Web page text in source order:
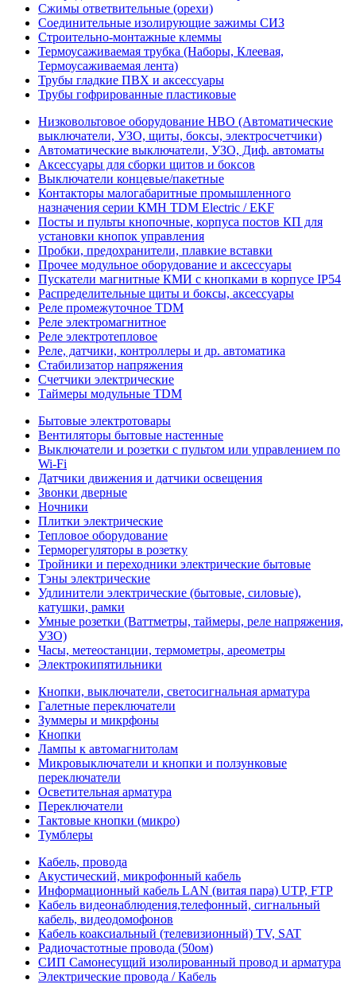
Сжимы ответвительные (орехи)
Соединительные изолирующие зажимы СИЗ
Строительно-монтажные клеммы
Термоусаживаемая трубка (Наборы, Клеевая,
Термоусаживаемая лента)
Трубы гладкие ПВХ и аксессуары
Трубы гофрированные пластиковые
Низковольтовое оборудование НВО (Автоматические
выключатели, УЗО, щиты, боксы, электросчетчики)
Автоматические выключатели, УЗО, Диф. автоматы
Аксессуары для сборки щитов и боксов
Выключатели концевые/пакетные
Контакторы малогабаритные промышленного
назначения серии КМН TDM Electric / EKF
Посты и пульты кнопочные, корпуса постов КП для
установки кнопок управления
Пробки, предохранители, плавкие вставки
Прочее модульное оборудование и аксессуары
Пускатели магнитные КМИ с кнопками в корпусе IP54
Распределительные щиты и боксы, аксессуары
Реле промежуточное TDM
Реле электромагнитное
Реле электротепловое
Реле, датчики, контроллеры и др. автоматика
Стабилизатор напряжения
Счетчики электрические
Таймеры модульные TDM
Бытовые электротовары
Вентиляторы бытовые настенные
Выключатели и розетки с пультом или управлением по
Wi-Fi
Датчики движения и датчики освещения
Звонки дверные
Ночники
Плитки электрические
Тепловое оборудование
Терморегуляторы в розетку
Тройники и переходники электрические бытовые
Тэны электрические
Удлинители электрические (бытовые, силовые),
катушки, рамки
Умные розетки (Ваттметры, таймеры, реле напряжения,
УЗО)
Часы, метеостанции, термометры, ареометры
Электрокипятильники
Кнопки, выключатели, светосигнальная арматура
Галетные переключатели
Зуммеры и микрфоны
Кнопки
Лампы к автомагнитолам
Микровыключатели и кнопки и ползунковые
переключатели
Осветительная арматура
Переключатели
Тактовые кнопки (микро)
Тумблеры
Кабель, провода
Акустический, микрофонный кабель
Информационный кабель LAN (витая пара) UTP, FTP
Кабель видеонаблюдения,телефонный, сигнальный
кабель, видеодомофонов
Кабель коаксиальный (телевизионный) TV, SAT
Радиочастотные провода (50ом)
СИП Самонесущий изолированный провод и арматура
Электрические провода / Кабель